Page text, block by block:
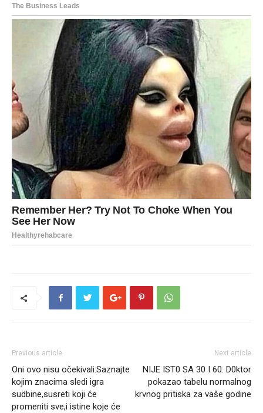
Previous article
Oni ovo nisu očekivali:Saznajte
kojim znacima sledi igra
sudbine,susreti koji će
promeniti sve,i istine koje će
Next article
NIJE IST0 SA 30 I 60: D0ktor
pokazao tabelu normalnog
krvnog pritiska za vaše godine